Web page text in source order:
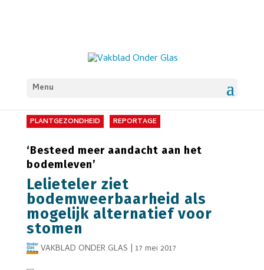
Menu
PLANTGEZONDHEID REPORTAGE
‘Besteed meer aandacht aan het
bodemleven’
Lelieteler ziet
bodemweerbaarheid als
mogelijk alternatief voor
stomen
VAKBLAD ONDER GLAS | 17 mei 2017